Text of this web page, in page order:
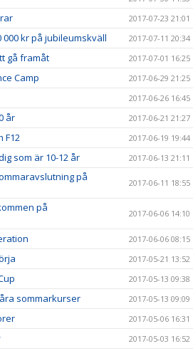
2017-07-23 21:01
kr på jubileumskväll 2017-07-11 20:34
gå framåt 2017-07-01 16:25
Camp 2017-06-29 21:25
2017-06-26 16:45
år 2017-06-21 21:27
F12 2017-06-19 19:44
som är 10-12 år 2017-06-13 21:11
på
2017-06-11 18:55
på
2017-06-06 14:10
2017-06-06 08:15
2017-05-21 13:52
2017-05-13 09:38
sommarkurser 2017-05-13 09:09
2017-05-06 16:31
2017-05-03 16:52